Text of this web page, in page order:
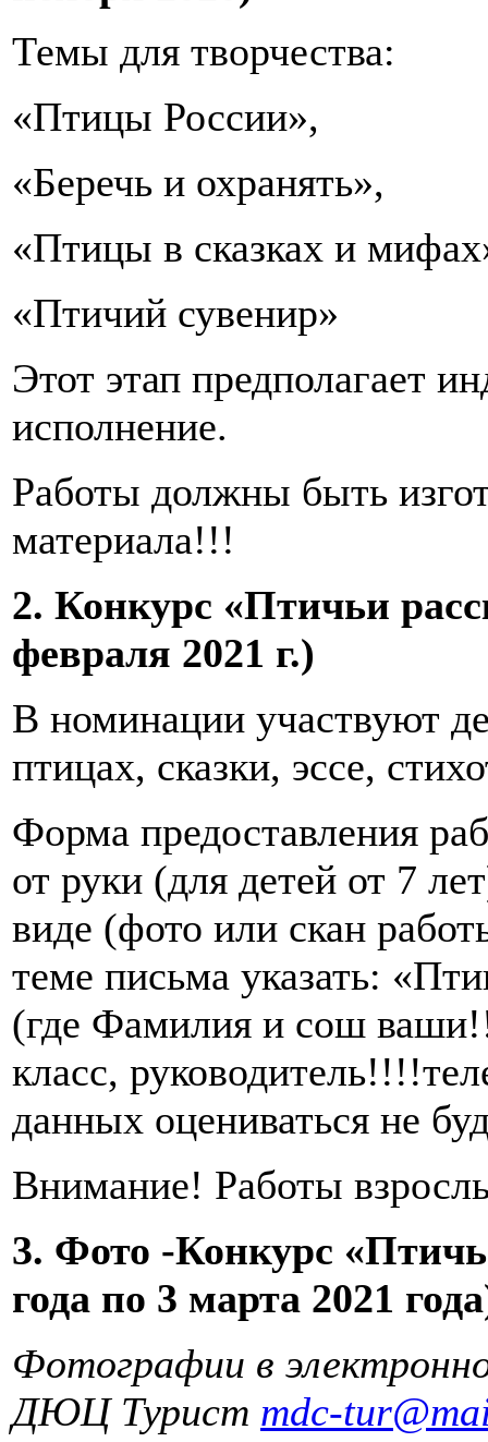
Темы для творчества:
«Птицы России»,
«Беречь и охранять»,
«Птицы в сказках и
«Птичий сувенир»
Этот этап предполагает
исполнение.
Работы должны быть
материала!!!
2. Конкурс «Птичьи
февраля 2021 г.)
В номинации участвуют
птицах, сказки, эссе,
Форма предоставления
от руки (для детей от 7
виде (фото или скан
теме письма указать:
(где Фамилия и сош
класс,
данных оцениваться не
Внимание! Работы
3. Фото -Конкурс
года по 3 марта 2021
Фотографии в
ДЮЦ Турист mdc-